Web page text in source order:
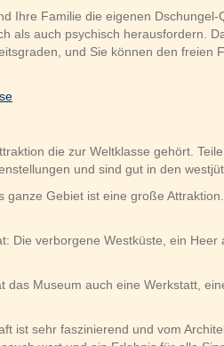
Ihre Familie die eigenen Dschungel-
als auch psychisch herausfordern.
und Sie können den
die zur Weltklasse gehört.
und sind gut in den
Gebiet ist eine große
Die verborgene Westküste, ein
das Museum auch eine Werkstatt,
ist sehr faszinierend und vom